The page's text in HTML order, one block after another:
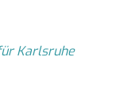
Karlsruhe